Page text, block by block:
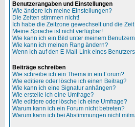
Benutzerangaben und Einstellungen
Wie ändere ich meine Einstellungen?
Die Zeiten stimmen nicht!
Ich habe die Zeitzone gewechselt und die
Meine Sprache ist nicht verfügbar!
Wie kann ich ein Bild unter meinem
Wie kann ich meinen Rang ändern?
Wenn ich auf den E-Mail-Link eines
Beiträge schreiben
Wie schreibe ich ein Thema in ein Forum?
Wie editiere oder lösche ich einen Beitrag?
Wie kann ich eine Signatur anhängen?
Wie erstelle ich eine Umfrage?
Wie editiere oder lösche ich eine Umfrage?
Warum kann ich ein Forum nicht betreten?
Warum kann ich bei Abstimmungen nicht